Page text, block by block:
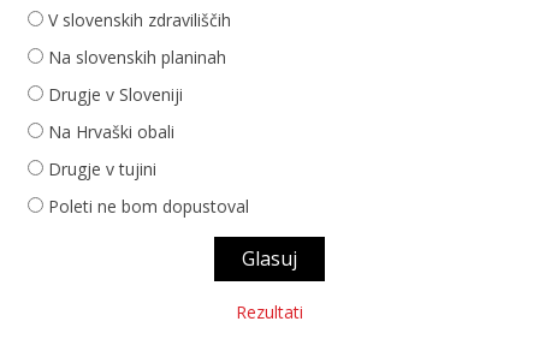
V slovenskih zdraviliščih
Na slovenskih planinah
Drugje v Sloveniji
Na Hrvaški obali
Drugje v tujini
Poleti ne bom dopustoval
Rezultati